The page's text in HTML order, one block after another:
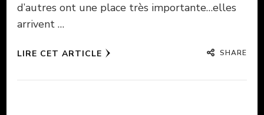
d’autres ont une place très importante…elles
arrivent …
LIRE CET ARTICLE SHARE